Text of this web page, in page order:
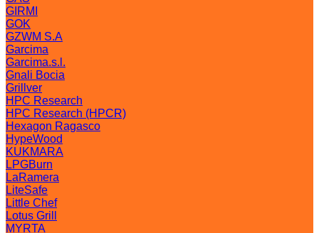
GIRMI
GOK
GZWM S.A
Garcima
Garcima.s.l.
Gnali Bocia
Grillver
HPC Research
HPC Research (HPCR)
Hexagon Ragasco
HypeWood
KUKMARA
LPGBurn
LaRamera
LiteSafe
Little Chef
Lotus Grill
MYRTA